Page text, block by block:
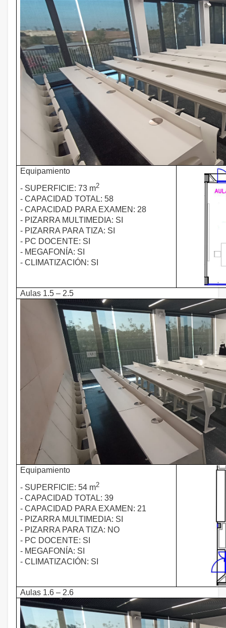
Equipamiento
- SUPERFICIE: 73 m2
- CAPACIDAD TOTAL: 58
- CAPACIDAD PARA EXAMEN: 28
- PIZARRA MULTIMEDIA: SI
- PIZARRA PARA TIZA: SI
- PC DOCENTE: SI
- MEGAFONÍA: SI
- CLIMATIZACIÓN: SI
Aulas 1.5 – 2.5
Equipamiento
- SUPERFICIE: 54 m2
- CAPACIDAD TOTAL: 39
- CAPACIDAD PARA EXAMEN: 21
- PIZARRA MULTIMEDIA: SI
- PIZARRA PARA TIZA: NO
- PC DOCENTE: SI
- MEGAFONÍA: SI
- CLIMATIZACIÓN: SI
Aulas 1.6 – 2.6